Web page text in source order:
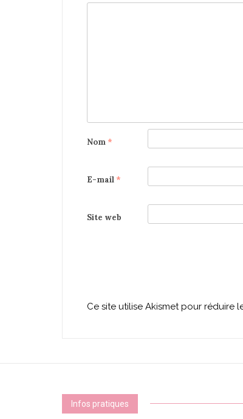
Nom *
E-mail *
Site web
Ce site utilise Akismet pour réduire
Infos pratiques